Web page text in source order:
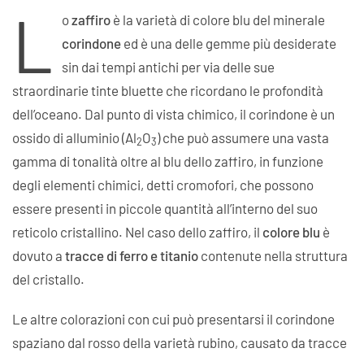
L ozaffiro è la varietà di colore blu del minerale
corindone ed è una delle gemme più desiderate
sin dai tempi antichi per via delle sue
straordinarie tinte bluette che ricordano le profondità
dell’oceano. Dal punto di vista chimico, il corindone è un
ossido di alluminio (Al2O3) che può assumere una vasta
gamma di tonalità oltre al blu dello zaffiro, in funzione
degli elementi chimici, detti cromofori, che possono
essere presenti in piccole quantità all’interno del suo
reticolo cristallino. Nel caso dello zaffiro, il colore blu è
dovuto a tracce di ferro e titanio contenute nella struttura
del cristallo.
Le altre colorazioni con cui può presentarsi il corindone
spaziano dal rosso della varietà rubino, causato da tracce